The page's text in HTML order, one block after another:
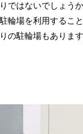
ではないでしょう
輪場を利用するこ
の駐輪場もありま